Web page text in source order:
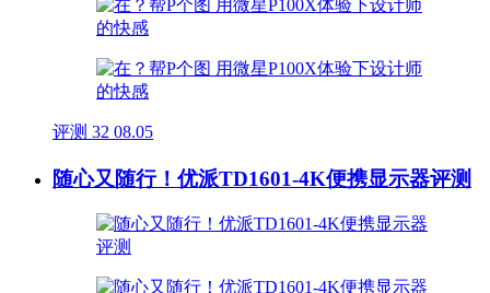
评测 32 08.05
随心又随行！优派TD1601-4K便携显示器评测